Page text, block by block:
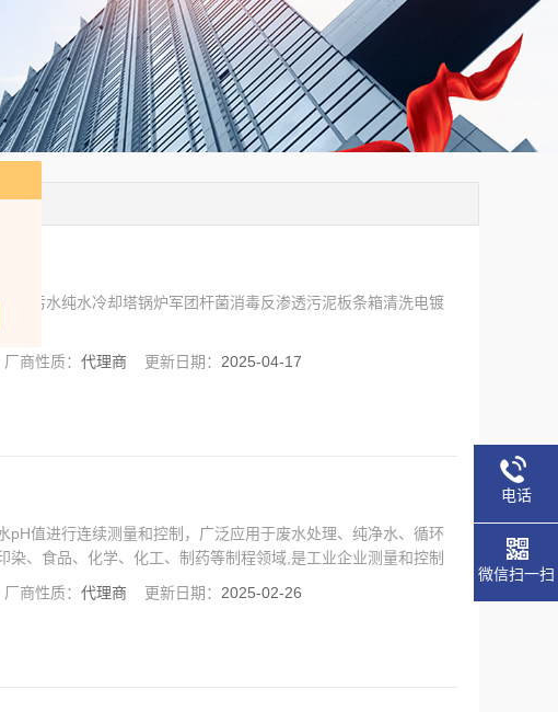
：污水纯水冷却塔锅炉军团杆菌消毒反渗透污泥板条箱清洗电镀
厂商性质：代理商 更新日期： 2025-04-17
pH值进行连续测量和控制，广泛应用于废水处理、纯净水、循环
染、食品、化学、化工、制药等制程领域,是工业企业测量和控制
厂商性质：代理商 更新日期： 2025-02-26
电话
微信扫一扫